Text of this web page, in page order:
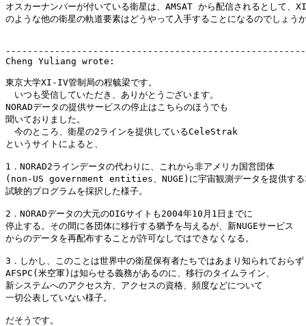
オスカーナンバーが付いている衛星は、AMSAT から配信されるとして
のような他の衛星の軌道要素はどうやって入手することになるのでしょう
Cheng Yuliang wrote:
東京大学XI-IV管制局の程毓梁です。
いつも受信していただき、ありがとうございます。
NORADデータの提供サービスの停止はこちらのほうでも
聞いておりました。
今のところ、衛星の2ラインを提供しているCeleStrak
というサイトによると、
1．NORAD2ラインデータの代わりに、これから非アメリカ国営団体
(non-US government entities、NUGE)に宇宙観測データを提供する
試験的プログラムを採択した様子。
2．NORADデータの大元のOIGサイトも2004年10月1日までに
停止する。その間に各団体に移行する猶予を与えるが、新NUGEサービス
からのデータを再配布することが許可なしではできなくなる。
3．しかし、このことは世界中の衛星保有者たちではあまり知られておらず
AFSPC(米空軍)は知らせる義務があるのに、移行のタイムライン、
新システムへのアクセス方、アクセスの資格、頻度などについて
一切公表していない様子。
だそうです。